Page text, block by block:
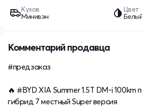
Кузов
Минивэн
Цвет
Комментарий продавца
#предзаказ
🔥 #BYD XIA Summer 1.5T DM-i
гибрид 7 местный Super версия